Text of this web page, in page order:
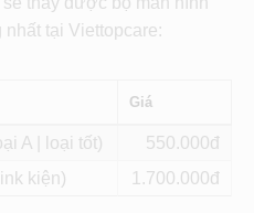
tại Viettopcare:
Giá
A | loại tốt)
550
kiện) 1.700